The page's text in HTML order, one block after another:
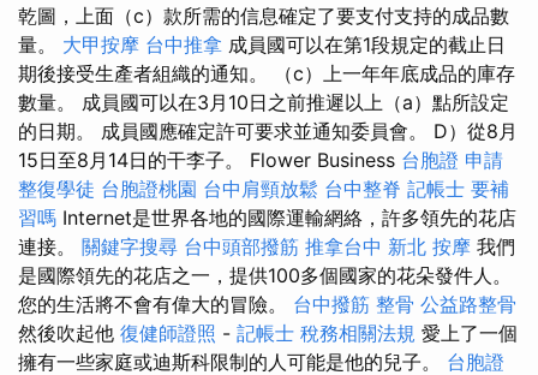
乾圖，上面（c）款所需的信息確定了要支付支持的成品數
量。 大甲按摩 台中推拿 成員國可以在第1段規定的截止日
期後接受生產者組織的通知。 （c）上一年年底成品的庫存
數量。 成員國可以在3月10日之前推遲以上（a）點所設定
的日期。 成員國應確定許可要求並通知委員會。 D）從8月
15日至8月14日的干李子。 Flower Business 台胞證 申請
整復學徒 台胞證桃園 台中肩頸放鬆 台中整脊 記帳士 要補
習嗎 Internet是世界各地的國際運輸網絡，許多領先的花店
連接。 關鍵字搜尋 台中頭部撥筋 推拿台中 新北 按摩 我們
是國際領先的花店之一，提供100多個國家的花朵發件人。
您的生活將不會有偉大的冒險。 台中撥筋 整骨 公益路整骨
然後吹起他 復健師證照 - 記帳士 稅務相關法規 愛上了一個
擁有一些家庭或迪斯科限制的人可能是他的兒子。 台胞證